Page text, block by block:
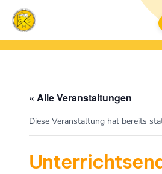
Inhalt
springen
« Alle Veranstaltungen
Diese Veranstaltung hat bereits